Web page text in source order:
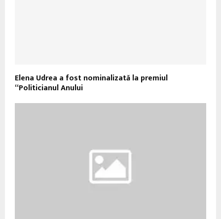
Elena Udrea a fost nominalizată la premiul
“Politicianul Anului